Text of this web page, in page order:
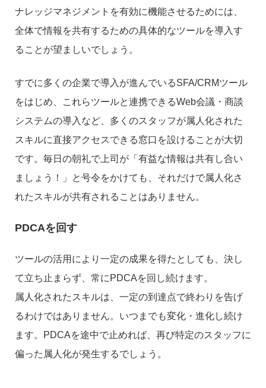
ナレッジマネジメントを有効に機能させるためには、
全体で情報を共有するための具体的なツールを導入す
ることが望ましいでしょう。
すでに多くの企業で導入が進んでいるSFA/CRMツール
をはじめ、これらツールと連携できるWeb会議・商談
システムの導入など、多くのスタッフが属人化された
スキルに直接アクセスできる窓口を設けることが大切
です。毎日の朝礼で上司が「有益な情報は共有し合い
ましょう！」と号令をかけても、それだけで属人化さ
れたスキルが共有されることはありません。
PDCAを回す
ツールの活用により一定の成果を得たとしても、決し
て立ち止まらず、常にPDCAを回し続けます。
属人化されたスキルは、一定の到達点で終わりを告げ
るわけではありません。いつまでも変化・進化し続け
ます。PDCAを途中で止めれば、再び特定のスタッフに
偏った属人化が発生するでしょう。